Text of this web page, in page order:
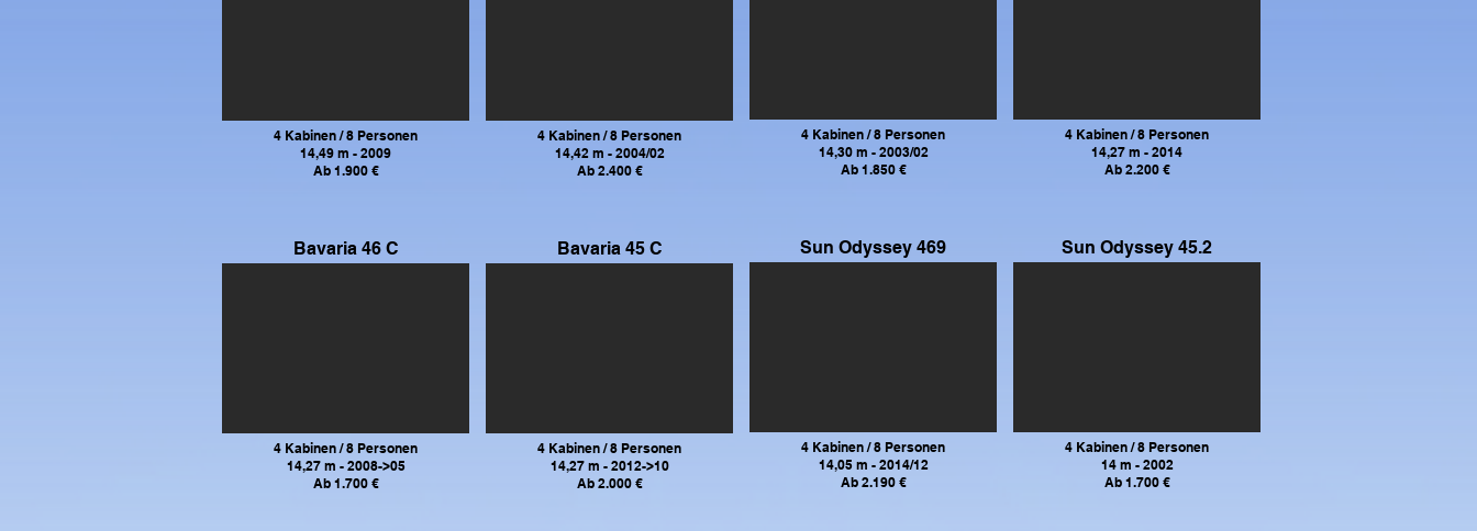
4 Kabinen / 8 Personen
14,49 m - 2009
Ab 1.900 €
4 Kabinen / 8 Personen
14,42 m - 2004/02
Ab 2.400 €
4 Kabinen / 8 Personen
14,30 m - 2003/02
Ab 1.850 €
4 Kabinen / 8 Personen
14,27 m - 2014
Ab 2.200 €
Bavaria 46 C
4 Kabinen / 8 Personen
14,27 m - 2008->05
Ab 1.700 €
Bavaria 45 C
4 Kabinen / 8 Personen
14,27 m - 2012->10
Ab 2.000 €
Sun Odyssey 469
4 Kabinen / 8 Personen
14,05 m - 2014/12
Ab 2.190 €
Sun Odyssey 45.2
4 Kabinen / 8 Personen
14 m - 2002
Ab 1.700 €